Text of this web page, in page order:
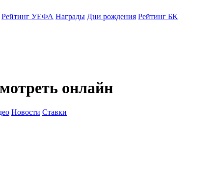
Рейтинг УЕФА Награды Дни рождения Рейтинг БК
онлайн
Новости Ставки